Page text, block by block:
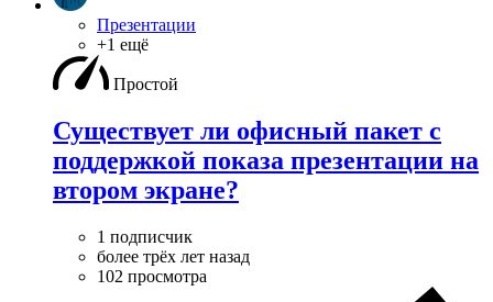
Презентации
+1 ещё
Простой
Существует ли офисный пакет с
поддержкой показа презентации на
втором экране?
1 подписчик
более трёх лет назад
102 просмотра